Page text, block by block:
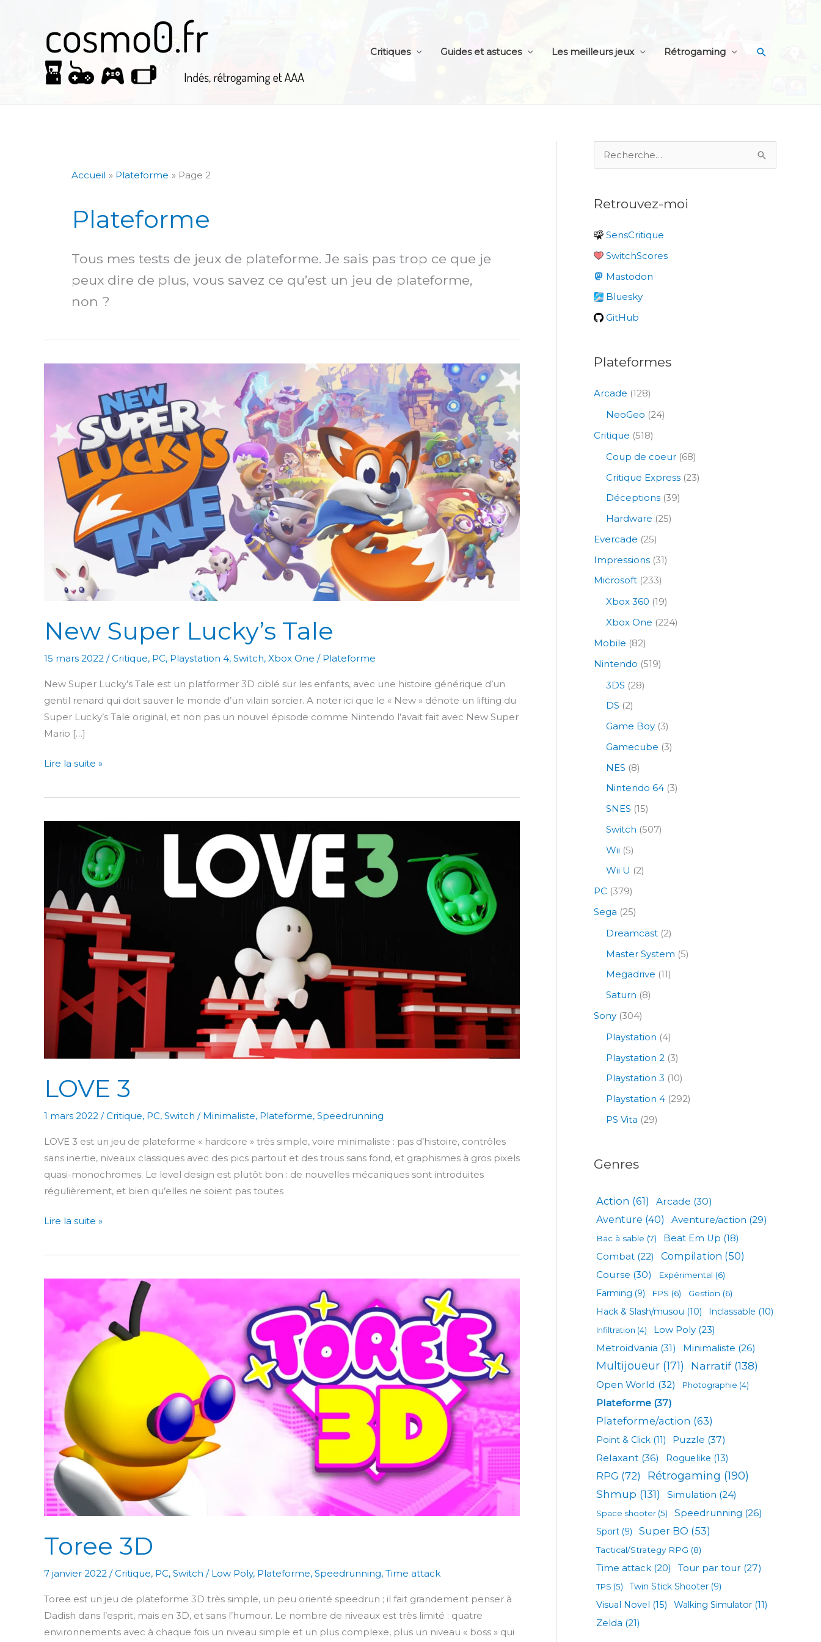
Critiques
Guides et astuces Les meilleurs jeux Rétrogaming
Accueil Plateforme Page 2
Plateforme
Tous mes tests de jeux de plateforme. Je sais pas trop ce que je
peux dire de plus, vous savez ce qu’est un jeu de plateforme,
non ?
New Super Lucky’s Tale
15 mars 2022 /Critique, PC, Playstation 4, Switch, Xbox One / Plateforme
New Super Lucky’s Tale est un platformer 3D ciblé sur les enfants, avec une histoire générique d’un
gentil renard qui doit sauver le monde d’un vilain sorcier. A noter ici que le « New » dénote un lifting du
Super Lucky’s Tale original, et non pas un nouvel épisode comme Nintendo l’avait fait avec New Super
Mario […]
New
Lucky’s
Lire la suite »
LOVE 3
1 mars 2022 /Critique, PC, Switch / Minimaliste, Plateforme, Speedrunning
LOVE 3 est un jeu de plateforme « hardcore » très simple, voire minimaliste : pas d’histoire, contrôles
sans inertie, niveaux classiques avec des pics partout et des trous sans fond, et graphismes à gros pixels
quasi-monochromes. Le level design est plutôt bon : de nouvelles mécaniques sont introduites
régulièrement, et bien qu’elles ne soient pas toutes
LOVE
Lire la suite »
Toree 3D
7 janvier 2022 /Critique, PC, Switch / Low Poly, Plateforme, Speedrunning, Time attack
Toree est un jeu de plateforme 3D très simple, un peu orienté speedrun ; il fait grandement penser à
Dadish dans l’esprit, mais en 3D, et sans l’humour. Le nombre de niveaux est très limité : quatre
environnements avec à chaque fois un niveau simple et un plus complexe, plus un niveau « boss » qui
e
h
r
c
h
e
r
Retrouvez-moi
SensCritique
SwitchScores
Mastodon
Bluesky
GitHub
Plateformes
Arcade (128)
NeoGeo (24)
Critique (518)
Coup de coeur (68)
Critique Express (23)
Déceptions (39)
Hardware (25)
Evercade (25)
Impressions (31)
Microsoft (233)
Xbox 360 (19)
Xbox One (224)
Mobile (82)
Nintendo (519)
3DS (28)
DS (2)
Game Boy (3)
Gamecube (3)
NES (8)
Nintendo 64 (3)
SNES (15)
Switch (507)
Wii (5)
Wii U (2)
PC (379)
Sega (25)
Dreamcast (2)
Master System (5)
Megadrive (11)
Saturn (8)
Sony (304)
Playstation (4)
Playstation 2 (3)
Playstation 3 (10)
Playstation 4 (292)
PS Vita (29)
Genres
Action (61) Arcade (30)
Aventure (40) Aventure/action (29)
Bac à sable (7) Beat Em Up (18)
Combat(22) Compilation (50)
Course (30) Expérimental (6)
Farming (9) FPS (6) Gestion (6)
Hack & Slash/musou (10) Inclassable (10)
Infiltration (4) Low Poly (23)
Metroidvania (31) Minimaliste (26)
Multijoueur(171) Narratif(138)
Open World (32) Photographie (4)
Plateforme(37)
Plateforme/action (63)
Point & Click(11) Puzzle (37)
Relaxant (36) Roguelike (13)
RPG (72) Rétrogaming (190)
Shmup (131) Simulation (24)
Space shooter(5) Speedrunning (26)
Sport(9) Super BO (53)
Tactical/Strategy RPG (8)
Time attack(20) Tour par tour (27)
TPS (5) Twin Stick Shooter (9)
Visual Novel (15) Walking Simulator (11)
Zelda (21)